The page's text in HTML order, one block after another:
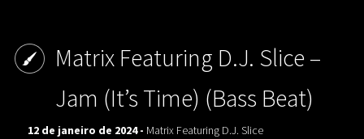
Matrix Featuring D.J. Slice ‎–
Jam (It’s Time) (Bass Beat)
12 de janeiro de 2024 - Matrix Featuring D.J. Slice